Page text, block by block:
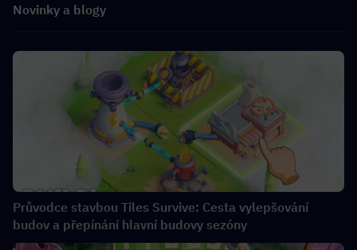
Novinky a blogy
Průvodce stavbou Tiles Survive: Cesta vylepšování
budov a přepínání hlavní budovy sezóny